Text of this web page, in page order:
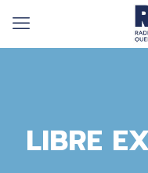
LIBRE